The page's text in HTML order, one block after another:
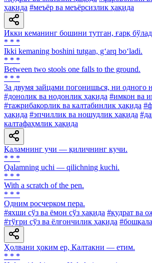
ҳақида #меъёр ва меъёрсизлик ҳақида
Икки кеманинг бошини тутган, ғарқ
* * *
Ikki kemaning boshini tutgan, g‘arq bo‘ladi.
* * *
Between two stools one falls to the ground.
* * *
3a двумя зайцами погонишься, ни одного
#донолик ва нодонлик ҳақида #имкон ва
#тажрибакорлик ва калтабинлик ҳақида
ҳақида #эпчиллик ва ношудлик ҳақида
калтафаҳмлик ҳақида
Қаламнинг учи — қиличнинг кучи.
* * *
Qalamning uchi — qilichning kuchi.
* * *
With a scratch of the pen.
* * *
Одним росчерком пера.
#яхши сўз ва ёмон сўз ҳақида #қудрат ва
#тўғри сўз ва ёлғончилик ҳақида
Ҳолвани ҳоким ер, Калтакни — етим.
* * *